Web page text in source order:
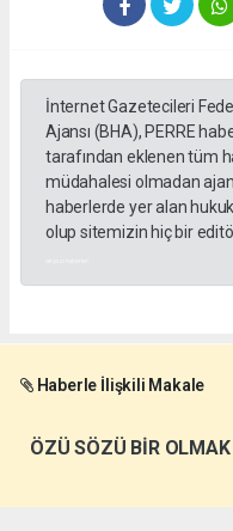
İnternet Gazetecileri
Ajansı (BHA), PERRE
tarafından eklenen tüm
müdahalesi olmadan
haberlerde yer alan
olup sitemizin hiç bir
Haberle İlişkili Makale
ÖZÜ SÖZÜ BİR OLMAK